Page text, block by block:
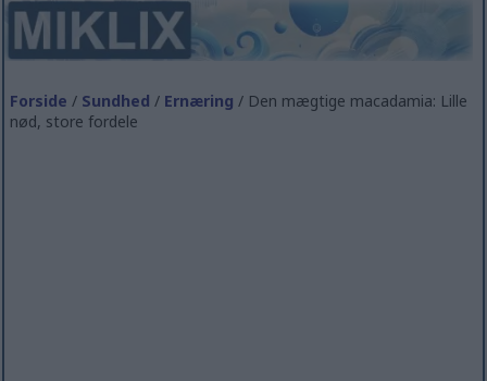
Forside / Sundhed / Ernæring / Den mægtige macadamia: Lille
nød, store fordele